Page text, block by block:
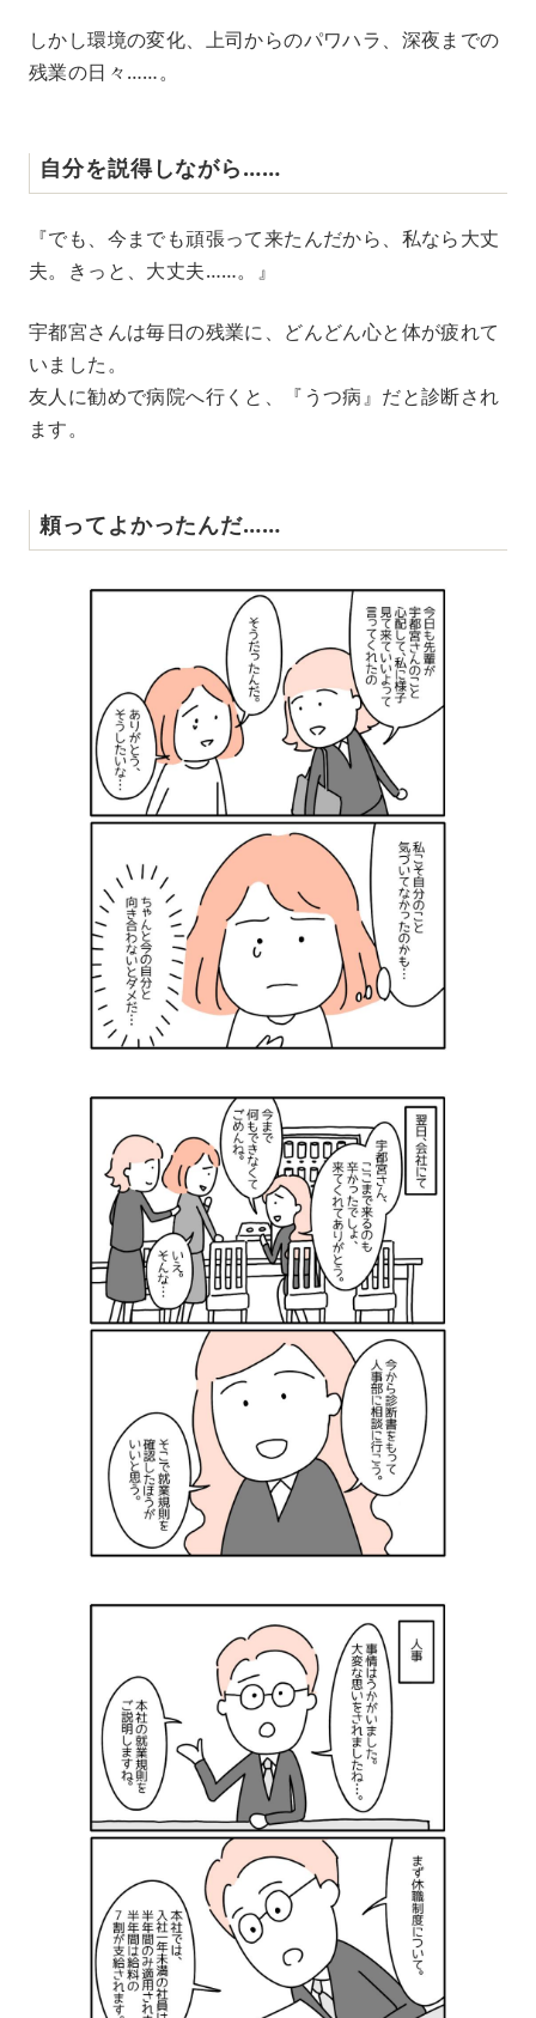
しかし環境の変化、上司からのパワハラ、深夜までの
残業の日々……。
自分を説得しながら……
『でも、今までも頑張って来たんだから、私なら大丈
夫。きっと、大丈夫……。』
宇都宮さんは毎日の残業に、どんどん心と体が疲れて
いました。
友人に勧めで病院へ行くと、『うつ病』だと診断され
ます。
頼ってよかったんだ……